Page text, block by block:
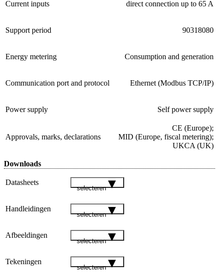
Current inputs direct connection up to 65 A
Support period 90318080
Energy metering Consumption and generation
Communication port and protocol Ethernet (Modbus TCP/IP)
Power supply Self power supply
Approvals, marks, declarations
CE (Europe);
MID (Europe, fiscal metering);
UKCA (UK)
Downloads
Datasheets
selecteren
Handleidingen
selecteren
Afbeeldingen
selecteren
Tekeningen
selecteren